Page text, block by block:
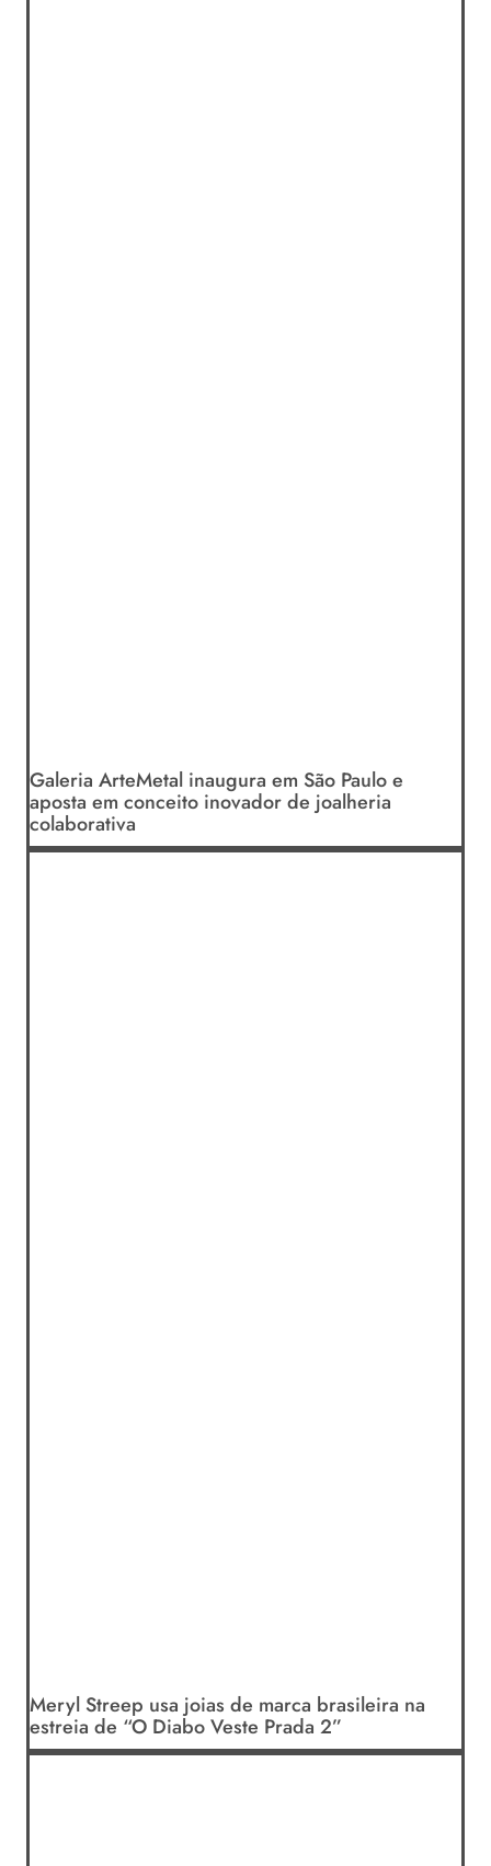
Galeria ArteMetal inaugura em São Paulo e
aposta em conceito inovador de joalheria
colaborativa
Meryl Streep usa joias de marca brasileira na
estreia de “O Diabo Veste Prada 2”